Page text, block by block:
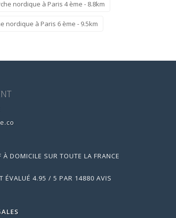
nordique à Paris 4 ème - 8.8km
nordique à Paris 6 ème - 9.5km
À DOMICILE SUR TOUTE LA FRANCE
ÉVALUÉ 4.95 / 5 PAR 14880 AVIS